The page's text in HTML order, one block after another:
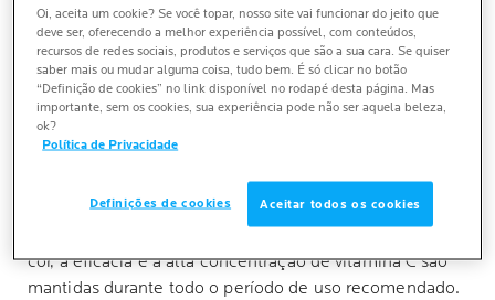
CONCENTRADO ANTIRRUGAS
Este produto contém vitamina C na sua forma pura,
ácido L-ascórbico, que tem como comportamento
esperado a alteração de cor ao longo do tempo,
especialmente quando presente em altas
concentrações. A La Roche-Posay desenvolve produtos
sob pilares científicos que garantem a sua efetividade,
cor, a eficácia e a alta concentração de vitamina C são
mantidas durante todo o período de uso recomendado.
Oi, aceita um cookie? Se você topar, nosso site vai funcionar do jeito que
deve ser, oferecendo a melhor experiência possível, com conteúdos,
recursos de redes sociais, produtos e serviços que são a sua cara. Se quiser
saber mais ou mudar alguma coisa, tudo bem. É só clicar no botão
“Definição de cookies” no link disponível no rodapé desta página. Mas
importante, sem os cookies, sua experiência pode não ser aquela beleza,
ok?
Política de Privacidade
Definições de cookies Aceitar todos os cookies